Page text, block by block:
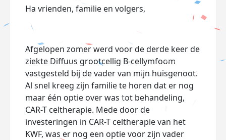
Ha vrienden, familie en volgers,
Afgelopen zomer werd voor de derde keer de
ziekte Diffuus grootcellig B-cellymfoom
vastgesteld bij de vader van mijn huisgenoot.
Al snel kreeg zijn familie te horen dat er nog
maar één optie over was tot behandeling,
CAR-T celtherapie. Mede door de
investeringen in CAR-T celtherapie van het
KWF, was er nog een optie voor zijn vader